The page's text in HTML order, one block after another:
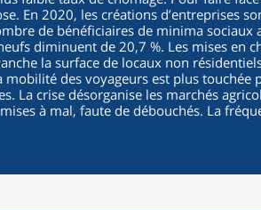
En 2020, les créations d’entreprises
de bénéficiaires de minima sociaux
diminuent de 20,7 %. Les mises en
la surface de locaux non
mobilité des voyageurs est plus touchée
La crise désorganise les marchés
à mal, faute de débouchés. La